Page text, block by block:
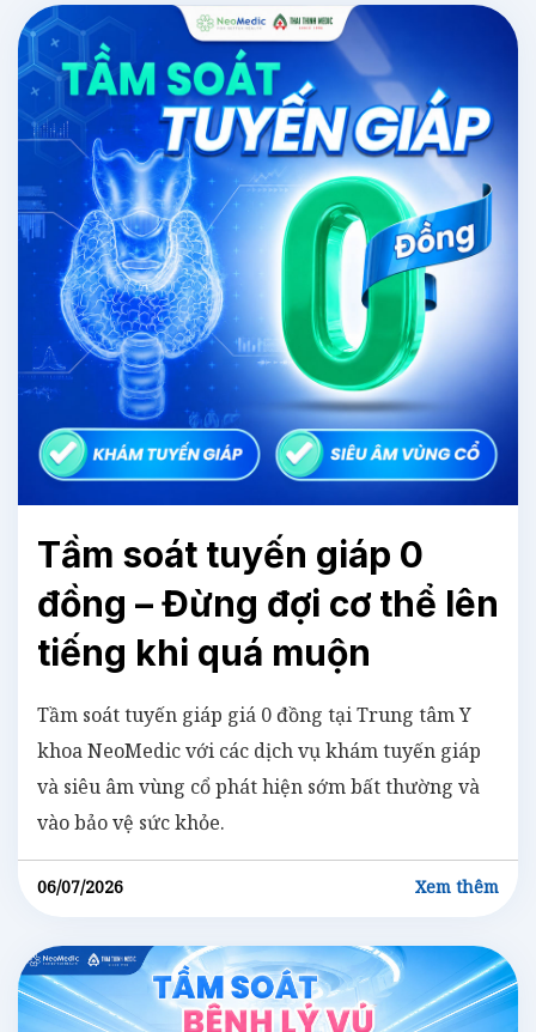
Tầm soát tuyến giáp 0
đồng – Đừng đợi cơ thể lên
tiếng khi quá muộn
Tầm soát tuyến giáp giá 0 đồng tại Trung tâm Y
khoa NeoMedic với các dịch vụ khám tuyến giáp
và siêu âm vùng cổ phát hiện sớm bất thường và
vào bảo vệ sức khỏe.
06/07/2026 Xem thêm